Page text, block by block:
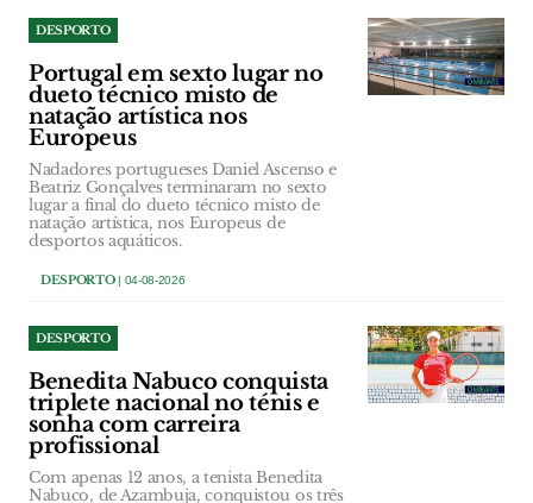
DESPORTO
Portugal em sexto lugar no
dueto técnico misto de
natação artística nos
Europeus
Nadadores portugueses Daniel Ascenso e
Beatriz Gonçalves terminaram no sexto
lugar a final do dueto técnico misto de
natação artística, nos Europeus de
desportos aquáticos.
DESPORTO| 04-08-2026
DESPORTO
Benedita Nabuco conquista
triplete nacional no ténis e
sonha com carreira
profissional
Com apenas 12 anos, a tenista Benedita
Nabuco, de Azambuja, conquistou os três